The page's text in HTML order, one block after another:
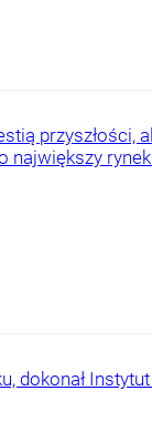
przyszłości,
największy
dokonał Instytut